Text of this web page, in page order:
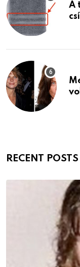
A
RECENT POSTS